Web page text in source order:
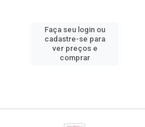
Faça seu login ou
cadastre-se para
ver preços e
comprar